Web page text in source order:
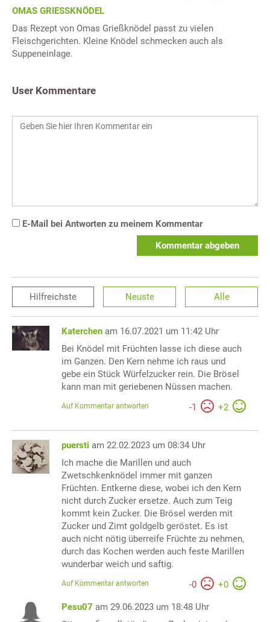
OMAS GRIESSKNÖDEL
Das Rezept von Omas Grießknödel passt zu vielen
Fleischgerichten. Kleine Knödel schmecken auch als
Suppeneinlage.
User Kommentare
E-Mail bei Antworten zu meinem Kommentar
Kommentar abgeben
Hilfreichste Neuste Alle
Katerchen am 16.07.2021 um 11:42 Uhr
Bei Knödel mit Früchten lasse ich diese auch
im Ganzen. Den Kern nehme ich raus und
gebe ein Stück Würfelzucker rein. Die Brösel
kann man mit geriebenen Nüssen machen.
-1 +2
Auf Kommentar antworten
puersti am 22.02.2023 um 08:34 Uhr
Ich mache die Marillen und auch
Zwetschkenknödel immer mit ganzen
Früchten. Entkerne diese, wobei ich den Kern
nicht durch Zucker ersetze. Auch zum Teig
kommt kein Zucker. Die Brösel werden mit
Zucker und Zimt goldgelb geröstet. Es ist
auch nicht nötig überreife Früchte zu nehmen,
durch das Kochen werden auch feste Marillen
wunderbar weich und saftig.
-0 +0
Auf Kommentar antworten
Pesu07 am 29.06.2023 um 18:48 Uhr